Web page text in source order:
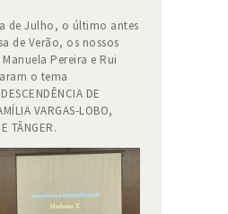
de Julho, o último antes
de Verão, os nossos
Pereira e Rui
o tema
DE
VARGAS-LOBO,
TÂNGER.